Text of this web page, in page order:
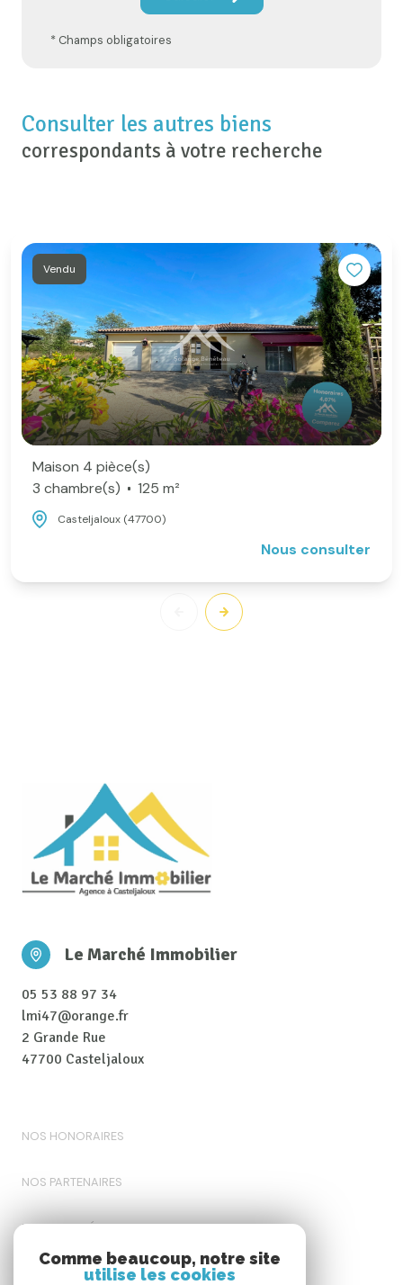
* Champs obligatoires
Consulter les autres biens
correspondants à votre recherche
Vendu
Maison 4 pièce(s)
3 chambre(s)
125 m²
Casteljaloux (47700)
Nous consulter
Le Marché Immobilier
05 53 88 97 34
lmi47@orange.fr
2 Grande Rue
47700 Casteljaloux
NOS HONORAIRES
NOS PARTENAIRES
MENTIONS LÉGALES
Comme beaucoup, notre site
utilise les cookies